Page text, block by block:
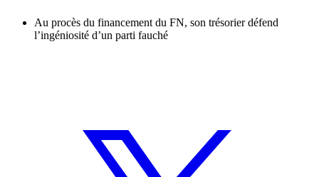
Au procès du financement du FN, son trésorier défend
l’ingéniosité d’un parti fauché